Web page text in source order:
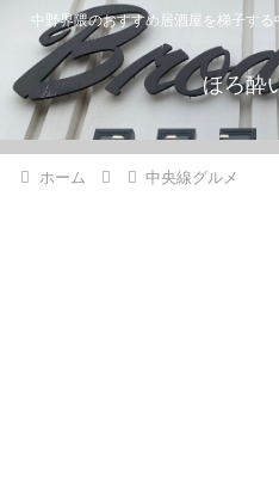
中野界隈のおすすめ居酒屋を梯子す
ほろ酔
ホーム 中央線グルメ